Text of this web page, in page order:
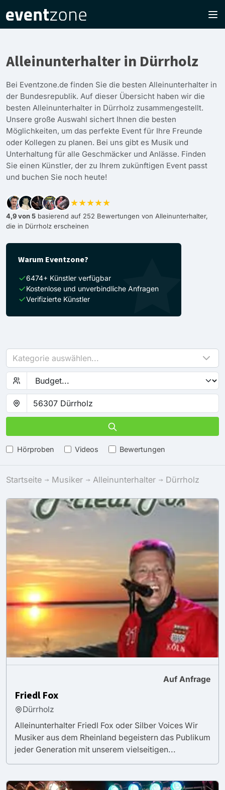
Alleinunterhalter in Dürrholz
Bei Eventzone.de finden Sie die besten Alleinunterhalter in
der Bundesrepublik. Auf dieser Übersicht haben wir die
besten Alleinunterhalter in Dürrholz zusammengestellt.
Unsere große Auswahl sichert Ihnen die besten
Möglichkeiten, um das perfekte Event für Ihre Freunde
oder Kollegen zu planen. Bei uns gibt es Musik und
Unterhaltung für alle Geschmäcker und Anlässe. Finden
Sie einen Künstler, der zu Ihrem zukünftigen Event passt
und buchen Sie noch heute!
★★★★★
4,9 von 5 basierend auf 252 Bewertungen von Alleinunterhalter,
die in Dürrholz erscheinen
Warum Eventzone?
6474+ Künstler verfügbar
Kostenlose und unverbindliche Anfragen
Verifizierte Künstler
Kategorie auswählen...
Hörproben Videos Bewertungen
Startseite Musiker Alleinunterhalter Dürrholz
Auf Anfrage
Friedl Fox
Dürrholz
Alleinunterhalter Friedl Fox oder Silber Voices Wir
Musiker aus dem Rheinland begeistern das Publikum
jeder Generation mit unserem vielseitigen...